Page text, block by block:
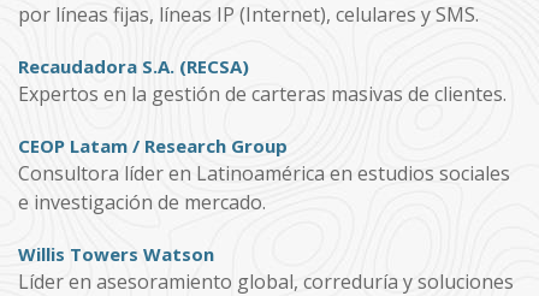
por líneas fijas, líneas IP (Internet), celulares y SMS.
Recaudadora S.A. (RECSA)
Expertos en la gestión de carteras masivas de clientes.
CEOP Latam / Research Group
Consultora líder en Latinoamérica en estudios sociales
e investigación de mercado.
Willis Towers Watson
Líder en asesoramiento global, correduría y soluciones